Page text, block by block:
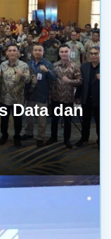
Data dan